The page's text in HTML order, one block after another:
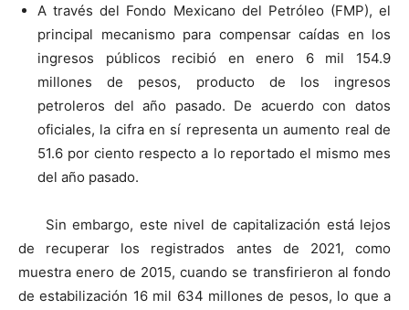
A través del Fondo Mexicano del Petróleo (FMP), el
principal mecanismo para compensar caídas en los
ingresos públicos recibió en enero 6 mil 154.9
millones de pesos, producto de los ingresos
petroleros del año pasado. De acuerdo con datos
oficiales, la cifra en sí representa un aumento real de
51.6 por ciento respecto a lo reportado el mismo mes
del año pasado.
Sin embargo, este nivel de capitalización está lejos
de recuperar los registrados antes de 2021, como
muestra enero de 2015, cuando se transfirieron al fondo
de estabilización 16 mil 634 millones de pesos, lo que a